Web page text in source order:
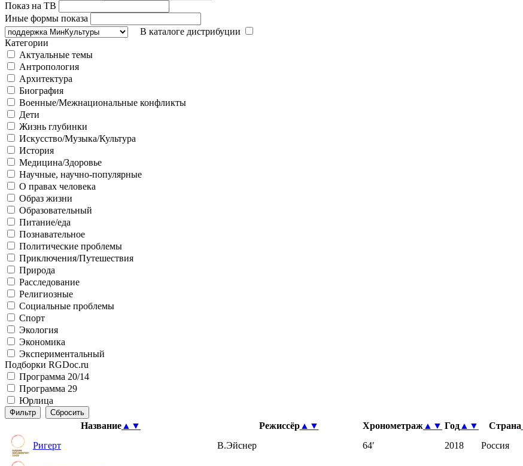
Показ на ТВ
Иные формы показа
В каталоге дистрибуции
Категории
Актуальные темы
Антропология
Архитектура
Биография
Военные/Межнациональные конфликты
Дети
Жизнь глубинки
Искусство/Музыка/Культура
История
Медицина/Здоровье
Научные, научно-популярные
О правах человека
Образ жизни
Образовательный
Питание/еда
Познавательное
Политические проблемы
Приключения/Путешествия
Природа
Расследование
Религиозные
Социальные проблемы
Спорт
Экология
Экономика
Экспериментальный
Подборки RGDoc.ru
Программа 20/14
Программа 29
Юрлица
Название ▲ ▼ Режиссёр▲ ▼ Хронометраж ▲ ▼ Год ▲ ▼ Страна
Ригерт
В.Эйснер 64′ 2018 Россия